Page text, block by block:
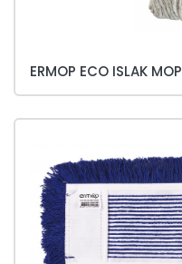
ERMOP ECO ISLAK MOP